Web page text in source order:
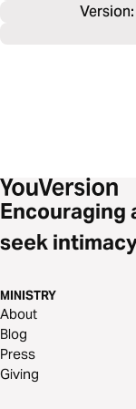
Encouraging
seek
MINISTRY
About
Blog
Press
Giving